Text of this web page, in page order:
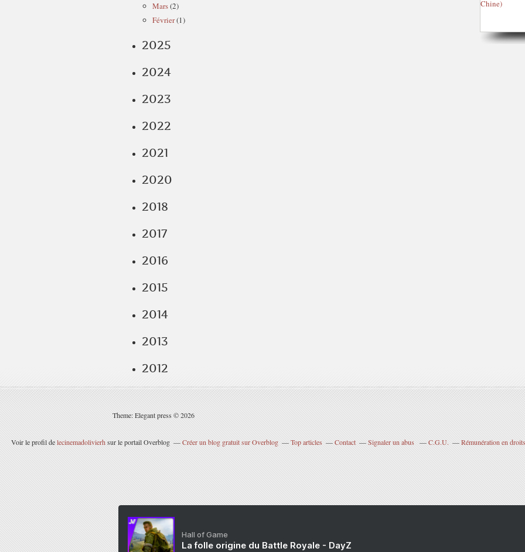
Mars(2)
Février(1)
2025
2024
2023
2022
2021
2020
2018
2017
2016
2015
2014
2013
2012
Theme: Elegant press © 2026
Voir le profil delecinemadolivierhsur le portail Overblog Créer un blog gratuit sur Overblog Top articles Contact Signaler un abus C.G.U. Rémunération en
Hall of Game
La folle origine du Battle Royale - DayZ